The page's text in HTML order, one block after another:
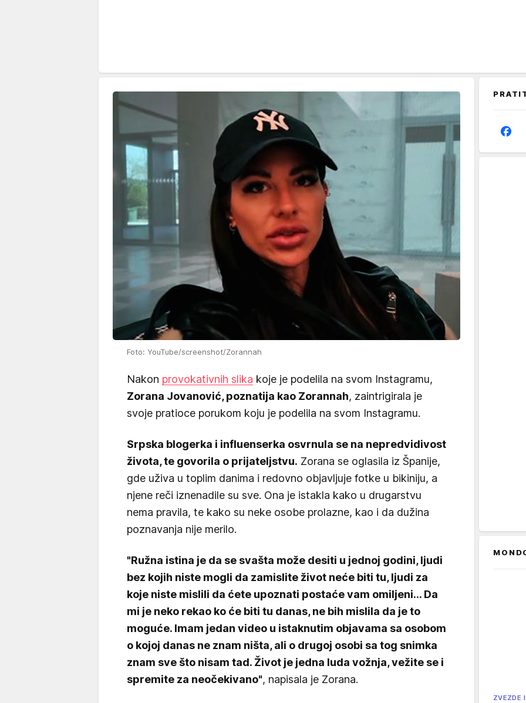
Foto: YouTube/screenshot/Zorannah
Nakon provokativnih slika koje je podelila na svom Instagramu,
Zorana Jovanović, poznatija kao Zorannah, zaintrigirala je
svoje pratioce porukom koju je podelila na svom Instagramu.
Srpska blogerka i influenserka osvrnula se na nepredvidivost
života, te govorila o prijateljstvu. Zorana se oglasila iz Španije,
gde uživa u toplim danima i redovno objavljuje fotke u bikiniju, a
njene reči iznenadile su sve. Ona je istakla kako u drugarstvu
nema pravila, te kako su neke osobe prolazne, kao i da dužina
poznavanja nije merilo.
"Ružna istina je da se svašta može desiti u jednoj godini, ljudi
bez kojih niste mogli da zamislite život neće biti tu, ljudi za
koje niste mislili da ćete upoznati postaće vam omiljeni... Da
mi je neko rekao ko će biti tu danas, ne bih mislila da je to
moguće. Imam jedan video u istaknutim objavama sa osobom
o kojoj danas ne znam ništa, ali o drugoj osobi sa tog snimka
znam sve što nisam tad. Život je jedna luda vožnja, vežite se i
spremite za neočekivano", napisala je Zorana.
ZVEZDE